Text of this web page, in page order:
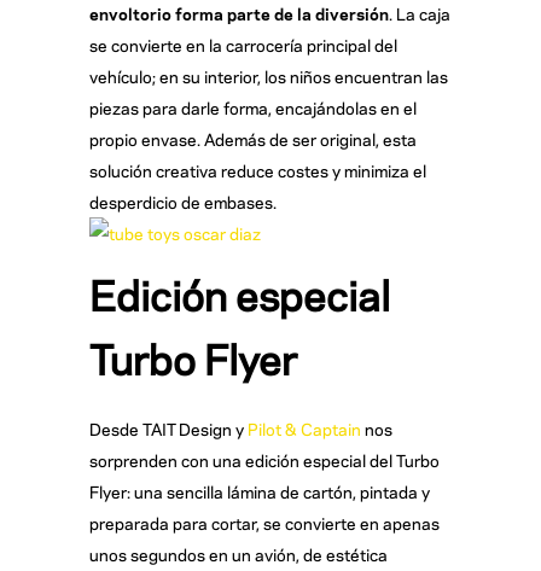
envoltorio forma parte de la diversión. La caja
se convierte en la carrocería principal del
vehículo; en su interior, los niños encuentran las
piezas para darle forma, encajándolas en el
propio envase. Además de ser original, esta
solución creativa reduce costes y minimiza el
desperdicio de embases.
Edición especial
Turbo Flyer
Desde TAIT Design y Pilot & Captain nos
sorprenden con una edición especial del Turbo
Flyer: una sencilla lámina de cartón, pintada y
preparada para cortar, se convierte en apenas
unos segundos en un avión, de estética